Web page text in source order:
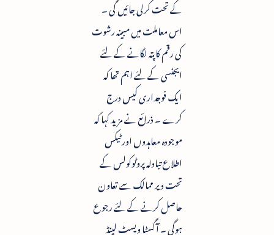
کے تحت کرلی جائیں گی ۔
اس معاملت میں مبینہ رشوت
کی رقم کا پتہ لگانے کے لئے
ایجنسی کے لئے اہم تھا کہ
ایک فوجداری کیس درج
کرے ۔ ذرائع نے مزید کہا کہ
موجودہ معاہدوں اور ٹیکس
اطلاع تبادلہ پروٹوکولس کے
تحت دیر ممالک سے تعاون
حاصل کرنے کے لئے رجوع
ہوگی ۔ آگسٹا ویسٹ لینڈ